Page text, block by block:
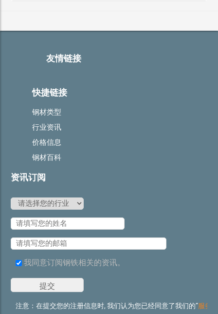
友情链接
快捷链接
钢材类型
行业资讯
价格信息
钢材百科
资讯订阅
我同意订阅钢铁相关的资讯。
注意：在提交您的注册信息时, 我们认为您已经同意了我们的“服务